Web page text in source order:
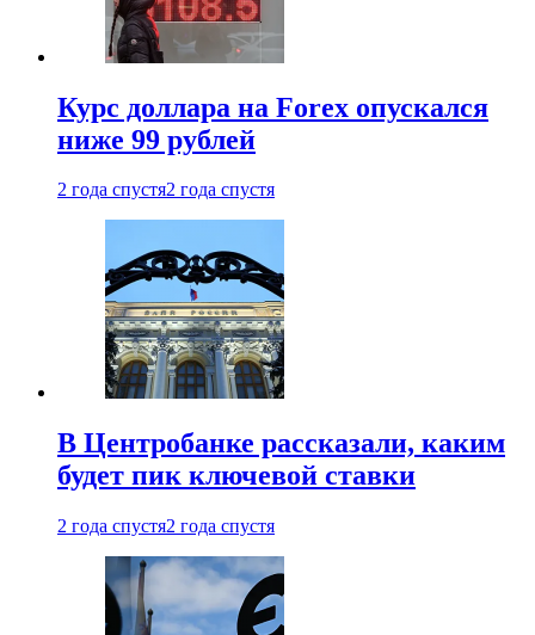
Курс доллара на Forex опускался
ниже 99 рублей
2 года спустя2 года спустя
В Центробанке рассказали, каким
будет пик ключевой ставки
2 года спустя2 года спустя